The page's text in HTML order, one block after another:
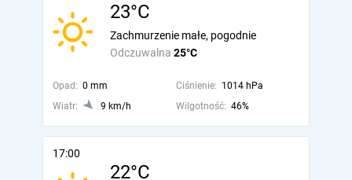
23°C
Odczuwalna 25°C
Zachmurzenie małe, pogodnie
Opad: 0 mm Ciśnienie: 1014 hPa
Wiatr:
9 km/h Wilgotność: 46%
17:00
22°C